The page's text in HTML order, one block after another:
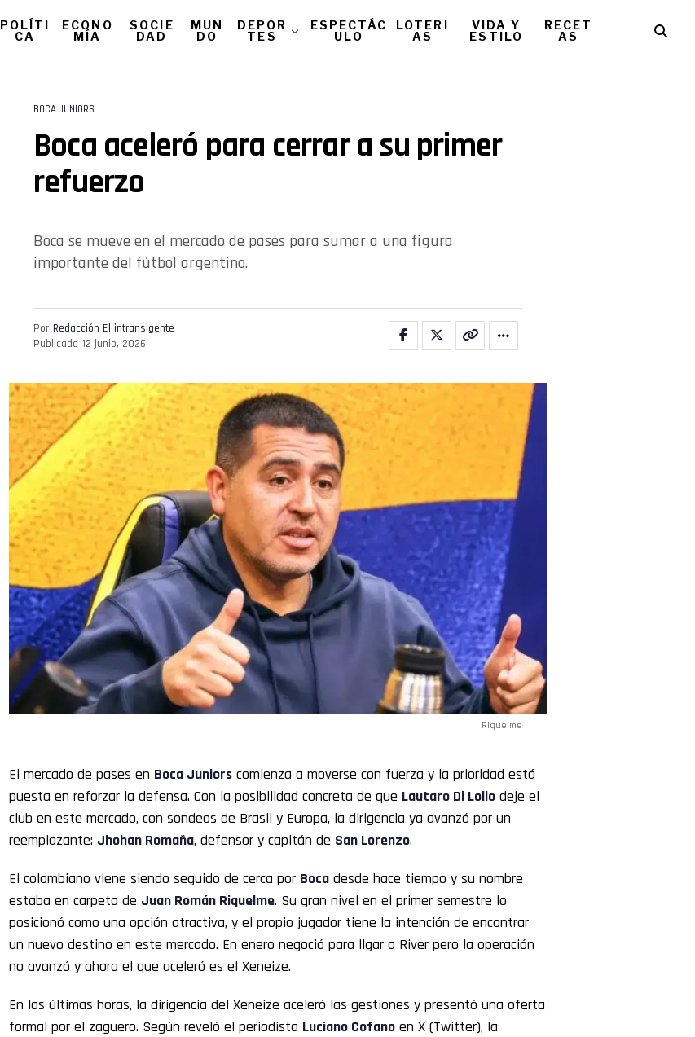
POLÍTI
CA
ECONO
MÍA
SOCIE
DAD
MUN
DO
DEPOR
TES
ESPECTÁC
ULO
LOTERI
AS
VIDA Y
ESTILO
RECET
AS
BOCA JUNIORS
Boca aceleró para cerrar a su primer
refuerzo
Boca se mueve en el mercado de pases para sumar a una figura
importante del fútbol argentino.
Por Redacción El intransigente
Publicado 12 junio, 2026
Riquelme
El mercado de pases en Boca Juniors comienza a moverse con fuerza y la prioridad está
puesta en reforzar la defensa. Con la posibilidad concreta de que Lautaro Di Lollo deje el
club en este mercado, con sondeos de Brasil y Europa, la dirigencia ya avanzó por un
reemplazante: Jhohan Romaña, defensor y capitán de San Lorenzo.
El colombiano viene siendo seguido de cerca por Boca desde hace tiempo y su nombre
estaba en carpeta de Juan Román Riquelme. Su gran nivel en el primer semestre lo
posicionó como una opción atractiva, y el propio jugador tiene la intención de encontrar
un nuevo destino en este mercado. En enero negoció para llgar a River pero la operación
no avanzó y ahora el que aceleró es el Xeneize.
En las últimas horas, la dirigencia del Xeneize aceleró las gestiones y presentó una oferta
formal por el zaguero. Según reveló el periodista Luciano Cofano en X (Twitter), la